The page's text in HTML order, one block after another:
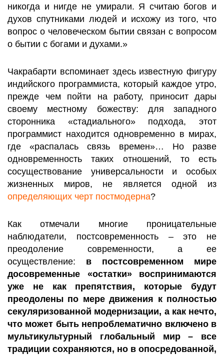
никогда и нигде не умирали. Я считаю богов и
духов спутниками людей и исхожу из того, что
вопрос о человеческом бытии связан с вопросом
о бытии с богами и духами.»
Чакрабарти вспоминает здесь известную фигуру
индийского программиста, который каждое утро,
прежде чем пойти на работу, приносит дары
своему местному божеству: для западного
сторонника «стадиального» подхода, этот
программист находится одновременно в мирах,
где «распалась связь времен»… Но разве
одновременность таких отношений, то есть
сосуществование универсальности и особых
жизненных миров, не является одной из
определяющих черт постмодерна?
Как отмечали многие проницательные
наблюдатели, постсовременность – это не
преодоление современности, а ее
осуществление: в постсовременном мире
досовременные «остатки» воспринимаются
уже не как препятствия, которые будут
преодолены по мере движения к полностью
секуляризованной модернизации, а как нечто,
что может быть непроблематично включено в
мультикультурный глобальный мир – все
традиции сохраняются, но в опосредованной,